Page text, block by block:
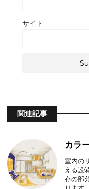
サイト
関連記事
カラ
室内の
える設
存の部